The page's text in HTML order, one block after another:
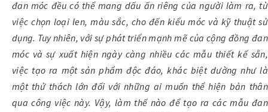
đan móc đều có thể mang dấu ấn riêng của người làm ra, từ
việc chọn loại len, màu sắc, cho đến kiểu móc và kỹ thuật sử
dụng. Tuy nhiên, với sự phát triển mạnh mẽ của cộng đồng đan
móc và sự xuất hiện ngày càng nhiều các mẫu thiết kế sẵn,
việc tạo ra một sản phẩm độc đáo, khác biệt dường như là
một thử thách lớn đối với những ai muốn thể hiện bản thân
qua công việc này. Vậy, làm thế nào để tạo ra các mẫu đan